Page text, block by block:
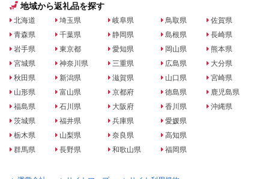
地域から返礼品を探す
北海道
青森県
岩手県
宮城県
秋田県
山形県
福島県
茨城県
栃木県
群馬県
埼玉県
千葉県
東京都
神奈川県
新潟県
富山県
石川県
福井県
山梨県
長野県
岐阜県
静岡県
愛知県
三重県
滋賀県
京都府
大阪府
兵庫県
奈良県
和歌山県
鳥取県
島根県
岡山県
広島県
山口県
徳島県
香川県
愛媛県
高知県
福岡県
佐賀県
長崎県
熊本県
大分県
宮崎県
鹿児島県
沖縄県